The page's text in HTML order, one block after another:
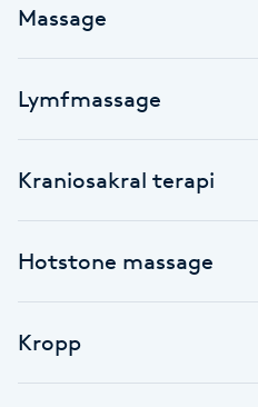
Coachning
Color correction
D
Dermapen
Diamantslipning
Massage
Lymfmassage
Kraniosakral terapi
Hotstone massage
Kropp